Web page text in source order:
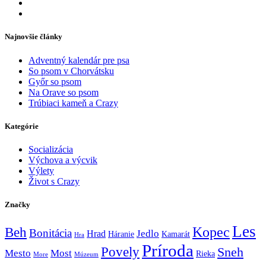
Najnovšie články
Adventný kalendár pre psa
So psom v Chorvátsku
Győr so psom
Na Orave so psom
Trúbiaci kameň a Crazy
Kategórie
Socializácia
Výchova a výcvik
Výlety
Život s Crazy
Značky
BehBonitácia Hra Hrad Háranie Jedlo Kamarát KopecLes
Mesto More Most Múzeum PovelyPríroda Rieka Sneh